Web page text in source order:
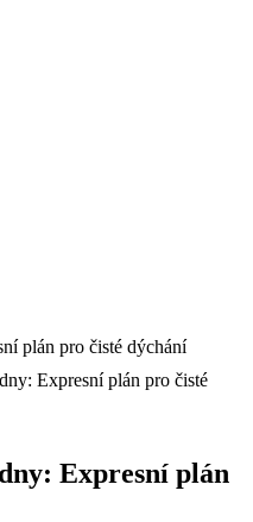
Expresní plán pro čisté
Expresní plán